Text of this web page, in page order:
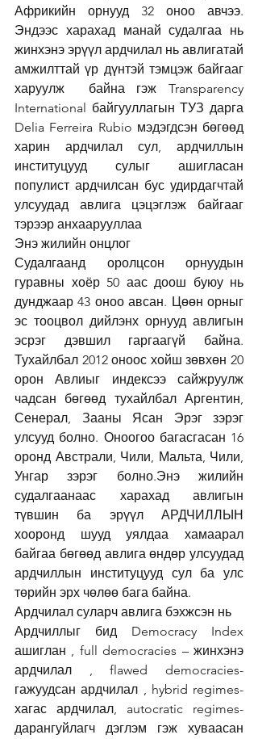
Африкийн орнууд 32 оноо авчээ.
Эндээс харахад манай судалгаа нь
жинхэнэ эрүүл ардчилал нь авлигатай
амжилттай үр дүнтэй тэмцэж байгааг
харуулж  байна гэж Transparency
International байгууллагын ТУЗ дарга
Delia Ferreira Rubio мэдэгдсэн бөгөөд
харин ардчилал сул, ардчиллын
институцууд сулыг ашигласан
популист ардчилсан бус удирдагчтай
улсуудад авлига цэцэглэж байгааг
тэрээр анхаарууллаа
Энэ жилийн онцлог
Судалгаанд оролцсон орнуудын
гуравны хоёр 50 аас доош буюу нь
дунджаар 43 оноо авсан. Цөөн орныг
эс тооцвол дийлэнх орнууд авлигын
эсрэг дэвшил гаргаагүй байна.
Тухайлбал 2012 оноос хойш зөвхөн 20
орон Авлиыг индексээ сайжруулж
чадсан бөгөөд тухайлбал Аргентин,
Сенерал, Зааны Ясан Эрэг зэрэг
улсууд болно. Оноогоо багасгасан 16
оронд Австрали, Чили, Мальта, Чили,
Унгар зэрэг болно.Энэ жилийн
судалгаанаас харахад авлигын
түвшин ба эрүүл АРДЧИЛЛЫН
хооронд шууд уялдаа хамаарал
байгаа бөгөөд авлига өндөр улсуудад
ардчиллын институцууд сул ба улс
төрийн эрх чөлөө бага байна.
Ардчилал суларч авлига бэхжсэн нь
Ардчиллыг бид Democracy Index
ашиглан , full democracies – жинхэнэ
ардчилал , flawed democracies-
гажуудсан ардчилал , hybrid regimes-
хагас ардчилал, autocratic regimes-
дарангуйлагч дэглэм гэж хуваасан